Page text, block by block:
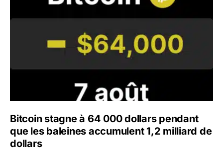
Bitcoin stagne à 64 000 dollars pendant
que les baleines accumulent 1,2 milliard de
dollars